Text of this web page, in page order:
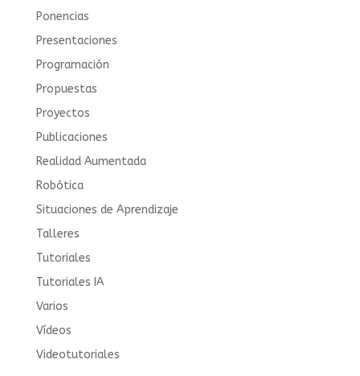
Ponencias
Presentaciones
Programación
Propuestas
Proyectos
Publicaciones
Realidad Aumentada
Robótica
Situaciones de Aprendizaje
Talleres
Tutoriales
Tutoriales IA
Varios
Vídeos
Videotutoriales